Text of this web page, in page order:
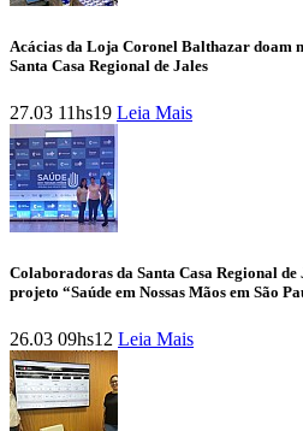
Acácias da Loja Coronel Balthazar doam
Santa Casa Regional de Jales
27.03 11hs19 Leia Mais
Colaboradoras da Santa Casa Regional
projeto “Saúde em Nossas Mãos em São
26.03 09hs12 Leia Mais